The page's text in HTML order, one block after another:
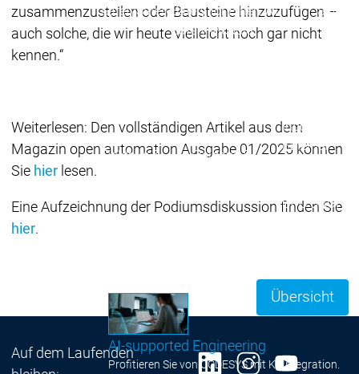
SafetySafety Safety for EtherCAT
Safety Module
Safety
Safety
Fieldbus &
Fieldbus &
Industrial
Ethernet
OPC UAOPC
AI-supported Engineering
Profitieren Sie von CODESYS mit KI-Integration.
zusammenzustellen oder Bausteine hinzuzufügen –
auch solche, die wir heute vielleicht noch gar nicht
kennen.“
Weiterlesen: Den vollständigen Artikel aus dem
Magazin open automation Ausgabe 01/2025 können
Sie hier lesen.
Eine Aufzeichnung der Podiumsdiskussion finden Sie
hier.
Übersicht
Auf dem Laufenden